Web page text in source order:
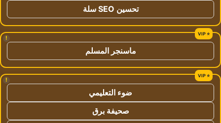
تحسين SEO سلة
!
ماسنجر المسلم
!
ضوء التعليمي
صحيفة برق